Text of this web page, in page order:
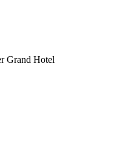
Grand Hotel